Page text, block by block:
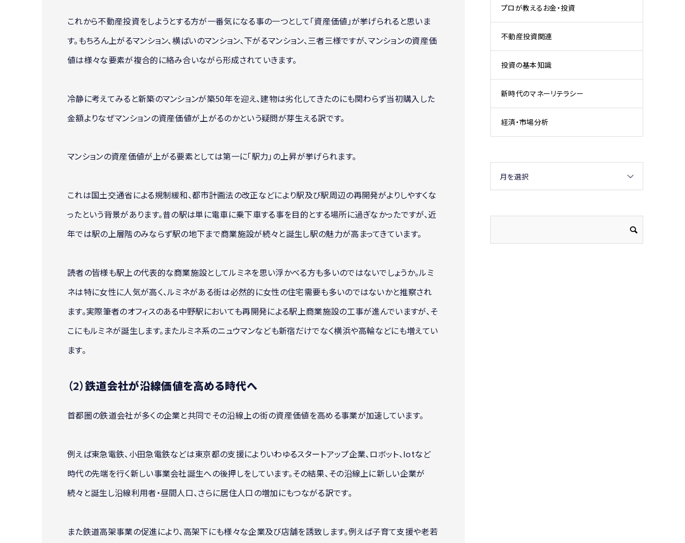
これから不動産投資をしようとする方が一番気になる事の一つとして「資産価値」が挙げられると思いま
す。もちろん上がるマンション、横ばいのマンション、下がるマンション、三者三様ですが、マンションの資産価
値は様々な要素が複合的に絡み合いながら形成されていきます。
冷静に考えてみると新築のマンションが築50年を迎え、建物は劣化してきたのにも関わらず当初購入した
金額よりなぜマンションの資産価値が上がるのかという疑問が芽生える訳です。
マンションの資産価値が上がる要素としては第一に「駅力」の上昇が挙げられます。
これは国土交通省による規制緩和、都市計画法の改正などにより駅及び駅周辺の再開発がよりしやすくな
ったという背景があります。昔の駅は単に電車に乗下車する事を目的とする場所に過ぎなかったですが、近
年では駅の上層階のみならず駅の地下まで商業施設が続々と誕生し駅の魅力が高まってきています。
読者の皆様も駅上の代表的な商業施設としてルミネを思い浮かべる方も多いのではないでしょうか。ルミ
ネは特に女性に人気が高く、ルミネがある街は必然的に女性の住宅需要も多いのではないかと推察され
ます。実際筆者のオフィスのある中野駅においても再開発による駅上商業施設の工事が進んでいますが、そ
こにもルミネが誕生します。またルミネ系のニュウマンなども新宿だけでなく横浜や高輪などにも増えてい
ます。
（2）鉄道会社が沿線価値を高める時代へ
首都圏の鉄道会社が多くの企業と共同でその沿線上の街の資産価値を高める事業が加速しています。
例えば東急電鉄、小田急電鉄などは東京都の支援によりいわゆるスタートアップ企業、ロボット、Iotなど
時代の先端を行く新しい事業会社誕生への後押しをしています。その結果、その沿線上に新しい企業が
続々と誕生し沿線利用者・昼間人口、さらに居住人口の増加にもつながる訳です。
また鉄道高架事業の促進により、高架下にも様々な企業及び店舗を誘致します。例えば子育て支援や老若
プロが教えるお金・投資
不動産投資関連
投資の基本知識
新時代のマネーリテラシー
経済・市場分析
月を選択